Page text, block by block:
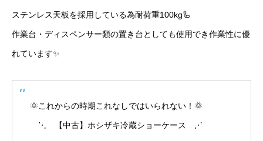
ステンレス天板を採用している為耐荷重100kg🦾
作業台・ディスペンサー類の置き台としても使用でき作業性に優
れています✨
🌞これからの時期これなしではいられない！🌞
⋱ 【中古】ホシザキ冷蔵ショーケース ⋰